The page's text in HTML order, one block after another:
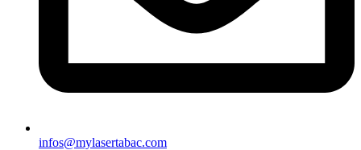
infos@mylasertabac.com